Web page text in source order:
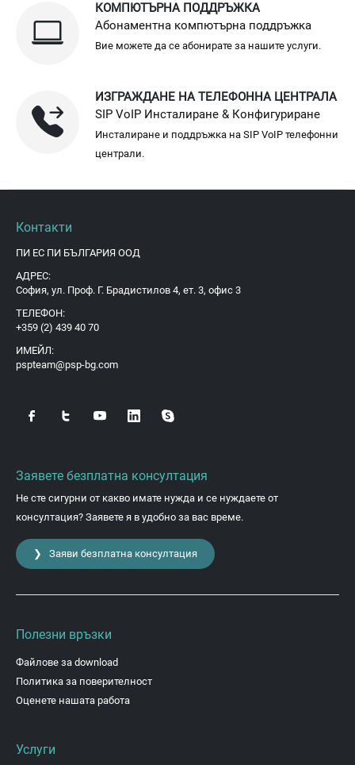
КОМПЮТЪРНА ПОДДРЪЖКА
Абонаментна компютърна поддръжка
Вие можете да се абонирате за нашите услуги.
ИЗГРАЖДАНЕ НА ТЕЛЕФОННА ЦЕНТРАЛА
SIP VoIP Инсталиране & Конфигуриране
Инсталиране и поддръжка на SIP VoIP телефонни
централи.
Контакти
ПИ ЕС ПИ БЪЛГАРИЯ ООД
АДРЕС:
София, ул. Проф. Г. Брадистилов 4, ет. 3, офис 3
ТЕЛЕФОН:
+359 (2) 439 40 70
ИМЕЙЛ:
pspteam@psp-bg.com
Заявете безплатна консултация
Не сте сигурни от какво имате нужда и се нуждаете от
консултация? Заявете я в удобно за вас време.
❯ Заяви безплатна консултация
Полезни връзки
Файлове за download
Политика за поверителност
Оценете нашата работа
Услуги